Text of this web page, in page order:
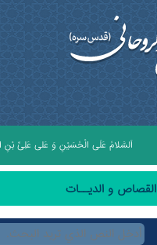
اَلسَّلامُ عَلَى الْحُسَيْنِ وَ عَلى عَلِىِّ بْنِ
القصاص و الديــات